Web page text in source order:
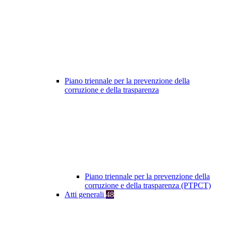
Piano triennale per la prevenzione della
corruzione e della trasparenza
Piano triennale per la prevenzione della
corruzione e della trasparenza (PTPCT)
Atti generali 48